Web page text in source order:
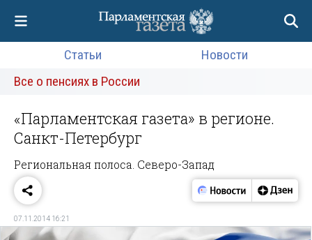
Статьи
Новости
Все о пенсиях в России
«Парламентская газета» в регионе.
Санкт-Петербург
Региональная полоса. Северо-Запад
07.11.2014 16:21